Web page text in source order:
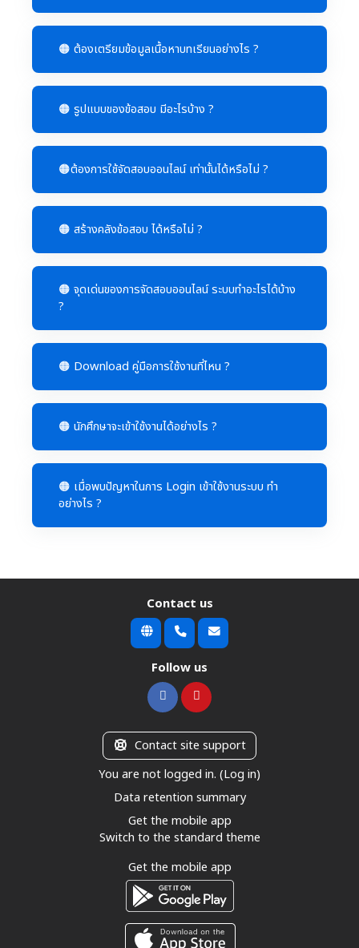
🟠 ต้องเตรียมข้อมูลเนื้อหาบทเรียนอย่างไร ?
🟠 รูปแบบของข้อสอบ มีอะไรบ้าง ?
🟠ต้องการใช้จัดสอบออนไลน์ เท่านั้นได้หรือไม่ ?
🟠 สร้างคลังข้อสอบ ได้หรือไม่ ?
🟠 จุดเด่นของการจัดสอบออนไลน์ ระบบทำอะไรได้บ้าง
?
🟠 Download คู่มือการใช้งานที่ไหน ?
🟠 นักศึกษาจะเข้าใช้งานได้อย่างไร ?
🟠 เมื่อพบปัญหาในการ Login เข้าใช้งานระบบ ทำ
อย่างไร ?
Contact us
Follow us
Contact site support
You are not logged in. (Log in)
Data retention summary
Get the mobile app
Switch to the standard theme
Get the mobile app